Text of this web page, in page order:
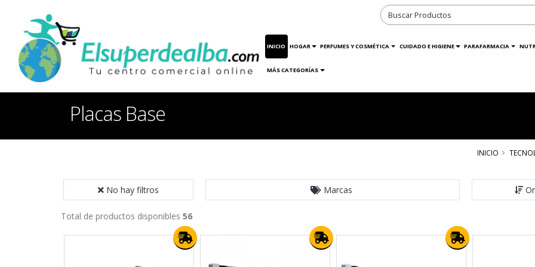
INICIO HOGAR PERFUMES Y COSMÉTICA CUIDADO E HIGIENE PARAFARMACIA
MÁS CATEGORÍAS
Placas Base
INICIO
No hay filtros Marcas
Total de productos disponibles 56